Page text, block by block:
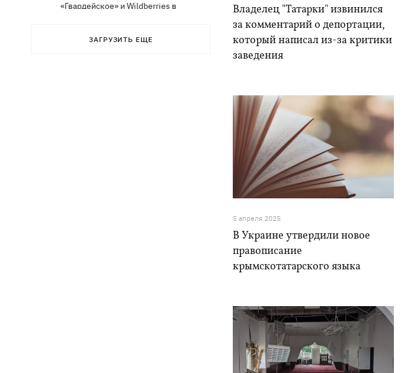
«Гвардейское» и Wildberries в
ЗАГРУЗИТЬ ЕЩЕ
Владелец "Татарки" извинился
за комментарий о депортации,
который написал из-за критики
заведения
5 апреля 2025
В Украине утвердили новое
правописание
крымскотатарского языка